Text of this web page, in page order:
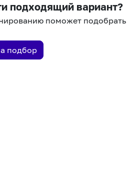
подходящий вариант?
поможет подобрать
подбор